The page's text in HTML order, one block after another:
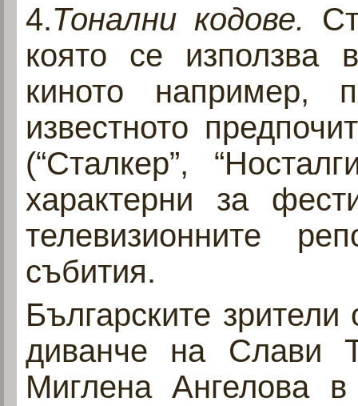
4.Тонални кодове.
която се използва
киното например,
известното
(“Сталкер”,
характерни за
телевизионните
събития.
Българските зрители
диванче на Слави
Миглена Ангелова